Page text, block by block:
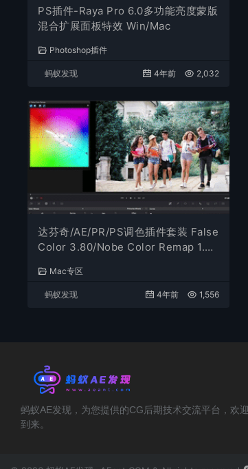
PS插件-Raya Pro 6.0多功能亮度蒙版
混合扩展面板特效 Win/Mac
Photoshop插件
蚂蚁发现 4年前 2,032
达芬奇/AE/PR/PS调色插件套装 False
Color 3.80/Nobe Color Remap 1.8
Mac专区
蚂蚁发现 4年前 1,556
蚂蚁AE发现，为您提供的CG后期技术交流平台，欢
到来。